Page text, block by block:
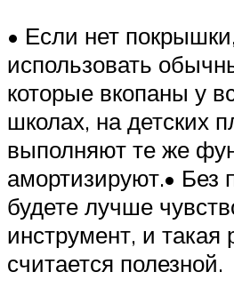
• Если нет
использовать
которые вкопаны у
школах, на детских
выполняют те же
амортизируют.• Без
будете лучше
инструмент, и такая
считается полезной.